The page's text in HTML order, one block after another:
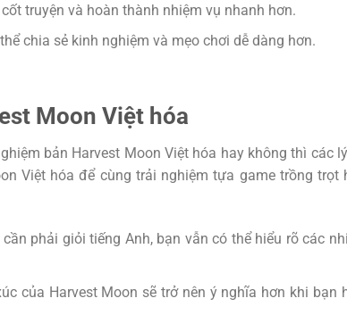
truyện và hoàn thành nhiệm vụ nhanh hơn.
chia sẻ kinh nghiệm và mẹo chơi dễ dàng hơn.
Moon Việt hóa
bản Harvest Moon Việt hóa hay không thì các
Việt hóa để cùng trải nghiệm tựa game trồng trọt
cần phải giỏi tiếng Anh, bạn vẫn có thể hiểu rõ các
của Harvest Moon sẽ trở nên ý nghĩa hơn khi bạn